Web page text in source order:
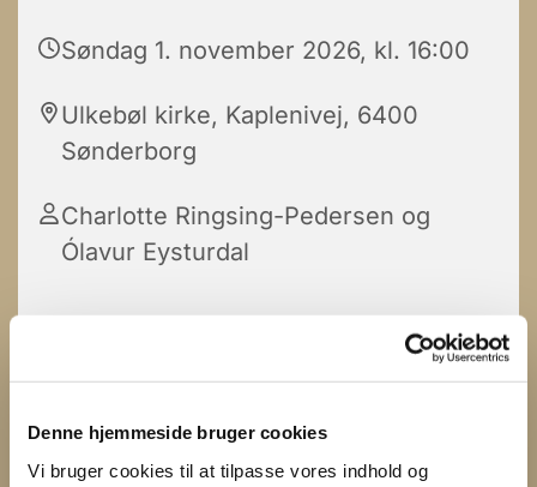
Denne hjemmeside bruger cookies
Vi bruger cookies til at tilpasse vores indhold og
Søndag 1. november 2026, kl. 16:00
Ulkebøl kirke, Kaplenivej, 6400
Sønderborg
Charlotte Ringsing-Pedersen og
Ólavur Eysturdal